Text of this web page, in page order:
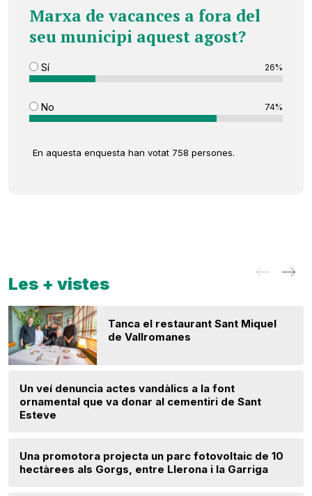
Marxa de vacances a fora del
seu municipi aquest agost?
Sí 26%
No 74%
En aquesta enquesta han votat 758 persones.
Les + vistes
Tanca el restaurant Sant Miquel
de Vallromanes
Un veí denuncia actes vandàlics a la font
ornamental que va donar al cementiri de Sant
Esteve
Una promotora projecta un parc fotovoltaic de 10
hectàrees als Gorgs, entre Llerona i la Garriga